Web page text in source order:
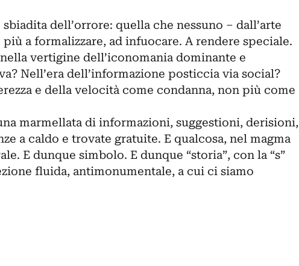
dell’orrore: quella che nessuno – dall’arte
a formalizzare, ad infuocare. A rendere speciale.
vertigine dell’iconomania dominante e
Nell’era dell’informazione posticcia via social?
e della velocità come condanna, non più come
marmellata di informazioni, suggestioni, derisioni,
a caldo e trovate gratuite. E qualcosa, nel magma
E dunque simbolo. E dunque “storia”, con la “s”
fluida, antimonumentale, a cui ci siamo